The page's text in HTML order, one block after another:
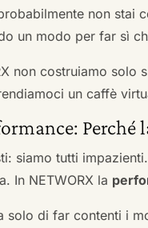
non stai
un modo per far sì
non costruiamo
un caffè
siamo tutti
In NETWORX la
solo di far contenti i